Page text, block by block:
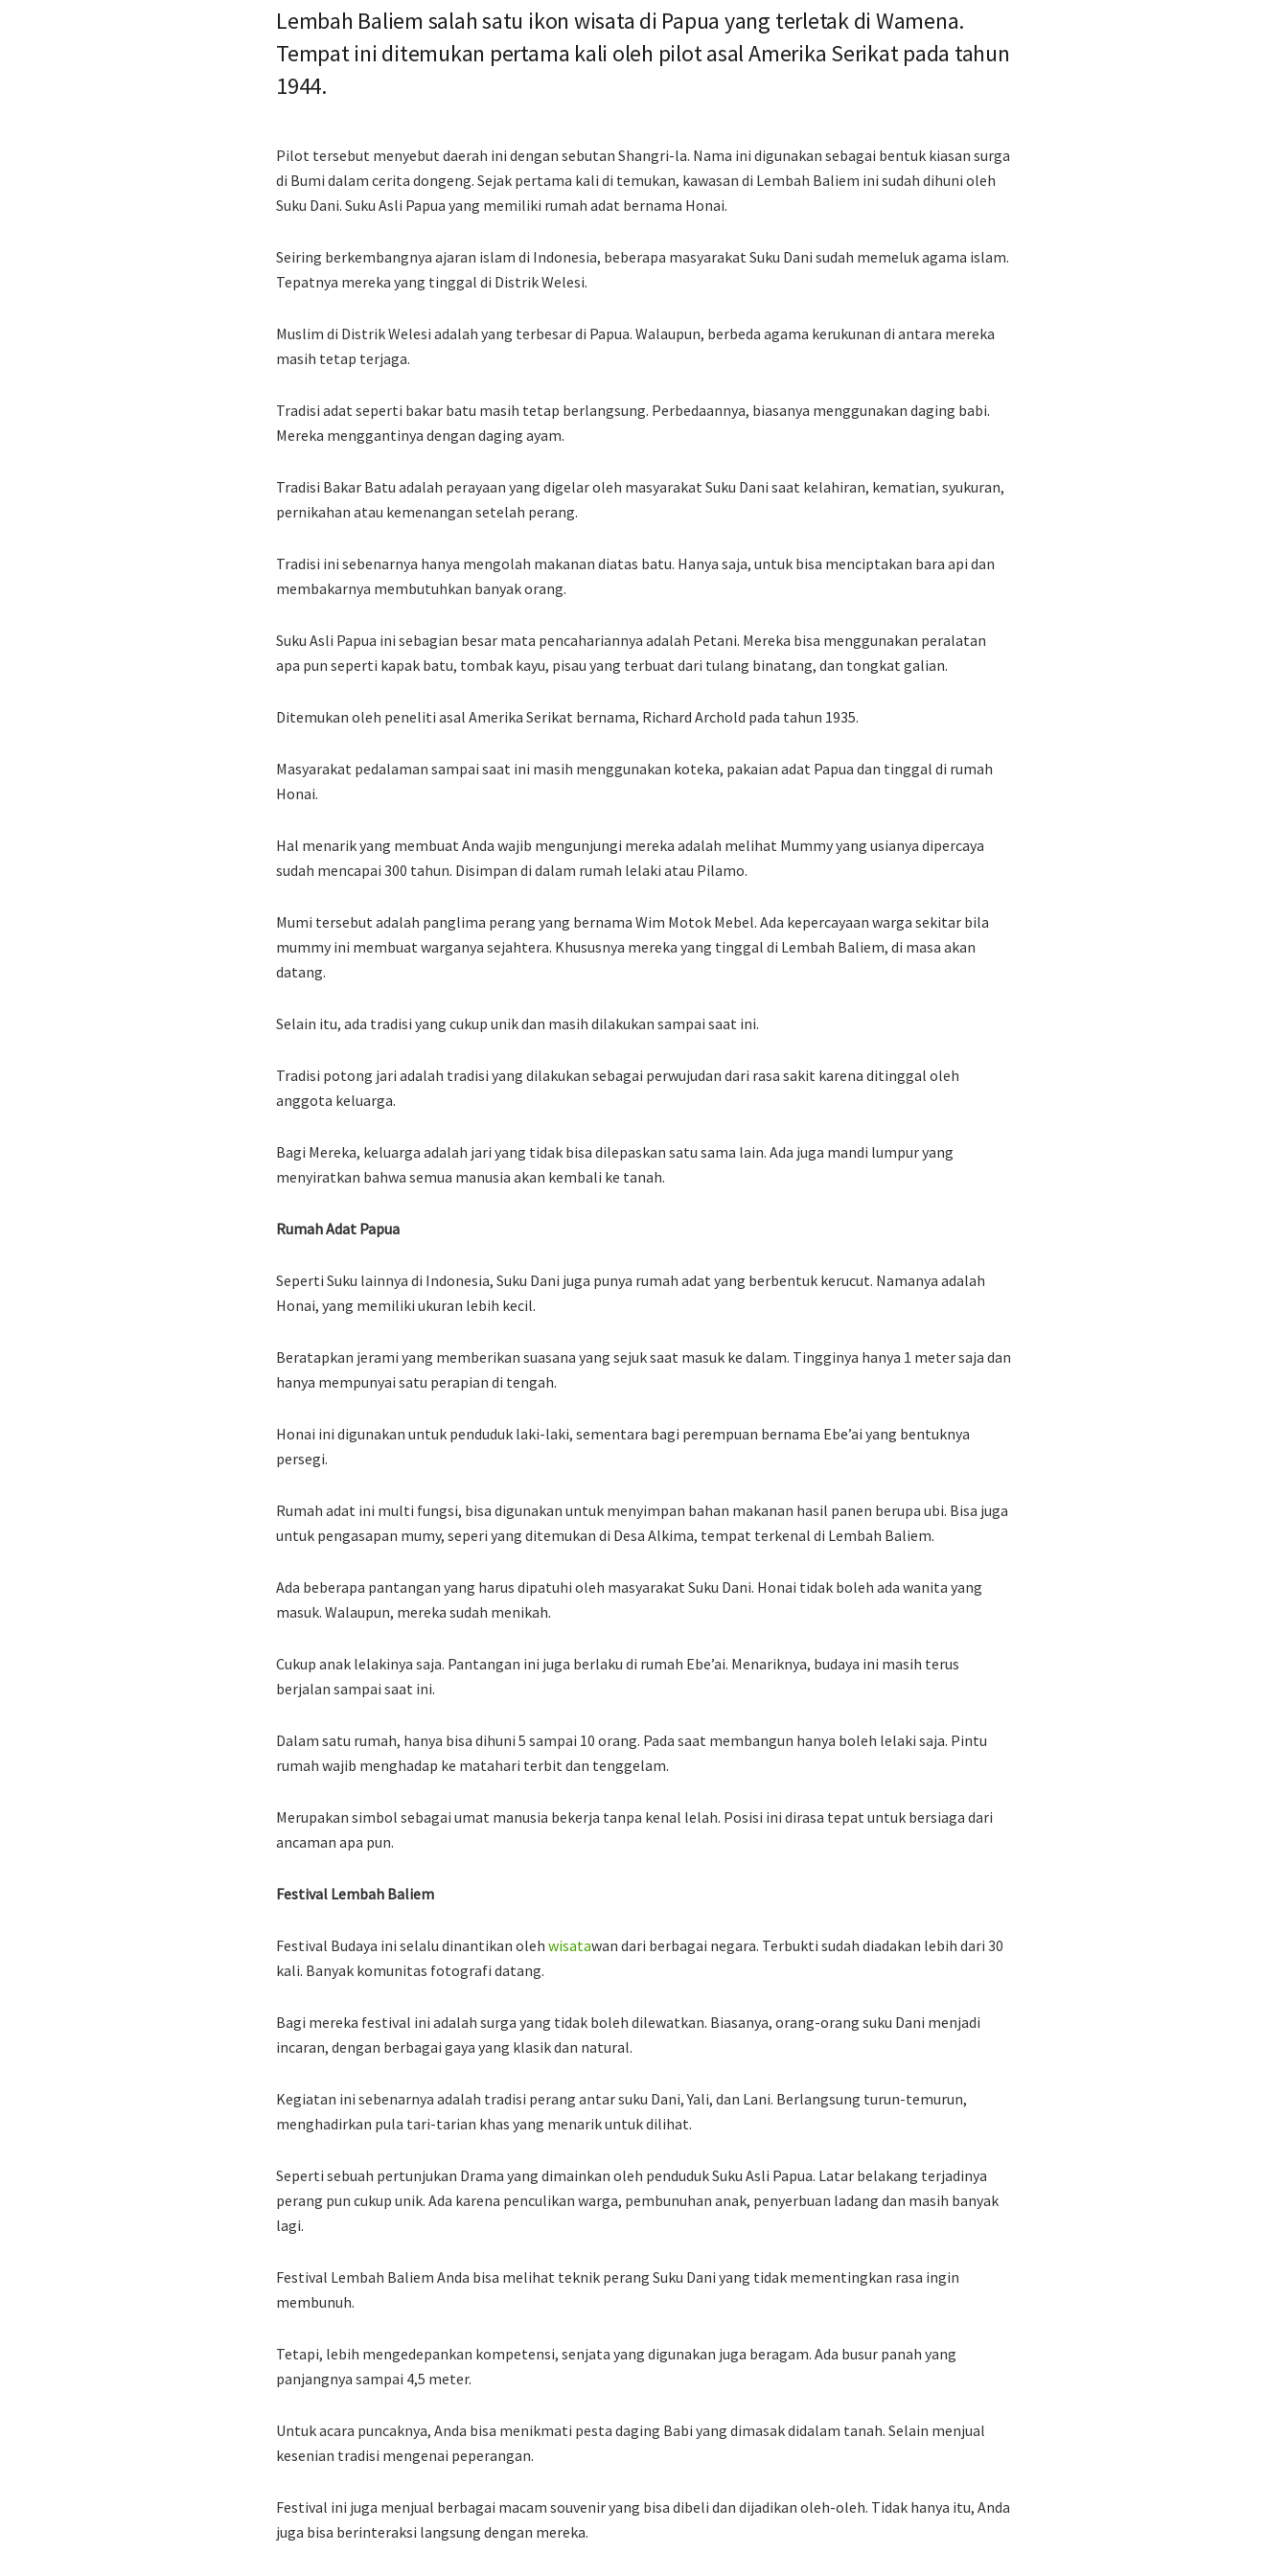
Lembah Baliem salah satu ikon wisata di Papua yang terletak di Wamena.
Tempat ini ditemukan pertama kali oleh pilot asal Amerika Serikat pada tahun
1944.
Pilot tersebut menyebut daerah ini dengan sebutan Shangri-la. Nama ini digunakan sebagai bentuk kiasan surga
di Bumi dalam cerita dongeng. Sejak pertama kali di temukan, kawasan di Lembah Baliem ini sudah dihuni oleh
Suku Dani. Suku Asli Papua yang memiliki rumah adat bernama Honai.
Seiring berkembangnya ajaran islam di Indonesia, beberapa masyarakat Suku Dani sudah memeluk agama islam.
Tepatnya mereka yang tinggal di Distrik Welesi.
Muslim di Distrik Welesi adalah yang terbesar di Papua. Walaupun, berbeda agama kerukunan di antara mereka
masih tetap terjaga.
Tradisi adat seperti bakar batu masih tetap berlangsung. Perbedaannya, biasanya menggunakan daging babi.
Mereka menggantinya dengan daging ayam.
Tradisi Bakar Batu adalah perayaan yang digelar oleh masyarakat Suku Dani saat kelahiran, kematian, syukuran,
pernikahan atau kemenangan setelah perang.
Tradisi ini sebenarnya hanya mengolah makanan diatas batu. Hanya saja, untuk bisa menciptakan bara api dan
membakarnya membutuhkan banyak orang.
Suku Asli Papua ini sebagian besar mata pencahariannya adalah Petani. Mereka bisa menggunakan peralatan
apa pun seperti kapak batu, tombak kayu, pisau yang terbuat dari tulang binatang, dan tongkat galian.
Ditemukan oleh peneliti asal Amerika Serikat bernama, Richard Archold pada tahun 1935.
Masyarakat pedalaman sampai saat ini masih menggunakan koteka, pakaian adat Papua dan tinggal di rumah
Honai.
Hal menarik yang membuat Anda wajib mengunjungi mereka adalah melihat Mummy yang usianya dipercaya
sudah mencapai 300 tahun. Disimpan di dalam rumah lelaki atau Pilamo.
Mumi tersebut adalah panglima perang yang bernama Wim Motok Mebel. Ada kepercayaan warga sekitar bila
mummy ini membuat warganya sejahtera. Khususnya mereka yang tinggal di Lembah Baliem, di masa akan
datang.
Selain itu, ada tradisi yang cukup unik dan masih dilakukan sampai saat ini.
Tradisi potong jari adalah tradisi yang dilakukan sebagai perwujudan dari rasa sakit karena ditinggal oleh
anggota keluarga.
Bagi Mereka, keluarga adalah jari yang tidak bisa dilepaskan satu sama lain. Ada juga mandi lumpur yang
menyiratkan bahwa semua manusia akan kembali ke tanah.
Rumah Adat Papua
Seperti Suku lainnya di Indonesia, Suku Dani juga punya rumah adat yang berbentuk kerucut. Namanya adalah
Honai, yang memiliki ukuran lebih kecil.
Beratapkan jerami yang memberikan suasana yang sejuk saat masuk ke dalam. Tingginya hanya 1 meter saja dan
hanya mempunyai satu perapian di tengah.
Honai ini digunakan untuk penduduk laki-laki, sementara bagi perempuan bernama Ebe’ai yang bentuknya
persegi.
Rumah adat ini multi fungsi, bisa digunakan untuk menyimpan bahan makanan hasil panen berupa ubi. Bisa juga
untuk pengasapan mumy, seperi yang ditemukan di Desa Alkima, tempat terkenal di Lembah Baliem.
Ada beberapa pantangan yang harus dipatuhi oleh masyarakat Suku Dani. Honai tidak boleh ada wanita yang
masuk. Walaupun, mereka sudah menikah.
Cukup anak lelakinya saja. Pantangan ini juga berlaku di rumah Ebe’ai. Menariknya, budaya ini masih terus
berjalan sampai saat ini.
Dalam satu rumah, hanya bisa dihuni 5 sampai 10 orang. Pada saat membangun hanya boleh lelaki saja. Pintu
rumah wajib menghadap ke matahari terbit dan tenggelam.
Merupakan simbol sebagai umat manusia bekerja tanpa kenal lelah. Posisi ini dirasa tepat untuk bersiaga dari
ancaman apa pun.
Festival Lembah Baliem
Festival Budaya ini selalu dinantikan oleh wisatawan dari berbagai negara. Terbukti sudah diadakan lebih dari 30
kali. Banyak komunitas fotografi datang.
Bagi mereka festival ini adalah surga yang tidak boleh dilewatkan. Biasanya, orang-orang suku Dani menjadi
incaran, dengan berbagai gaya yang klasik dan natural.
Kegiatan ini sebenarnya adalah tradisi perang antar suku Dani, Yali, dan Lani. Berlangsung turun-temurun,
menghadirkan pula tari-tarian khas yang menarik untuk dilihat.
Seperti sebuah pertunjukan Drama yang dimainkan oleh penduduk Suku Asli Papua. Latar belakang terjadinya
perang pun cukup unik. Ada karena penculikan warga, pembunuhan anak, penyerbuan ladang dan masih banyak
lagi.
Festival Lembah Baliem Anda bisa melihat teknik perang Suku Dani yang tidak mementingkan rasa ingin
membunuh.
Tetapi, lebih mengedepankan kompetensi, senjata yang digunakan juga beragam. Ada busur panah yang
panjangnya sampai 4,5 meter.
Untuk acara puncaknya, Anda bisa menikmati pesta daging Babi yang dimasak didalam tanah. Selain menjual
kesenian tradisi mengenai peperangan.
Festival ini juga menjual berbagai macam souvenir yang bisa dibeli dan dijadikan oleh-oleh. Tidak hanya itu, Anda
juga bisa berinteraksi langsung dengan mereka.